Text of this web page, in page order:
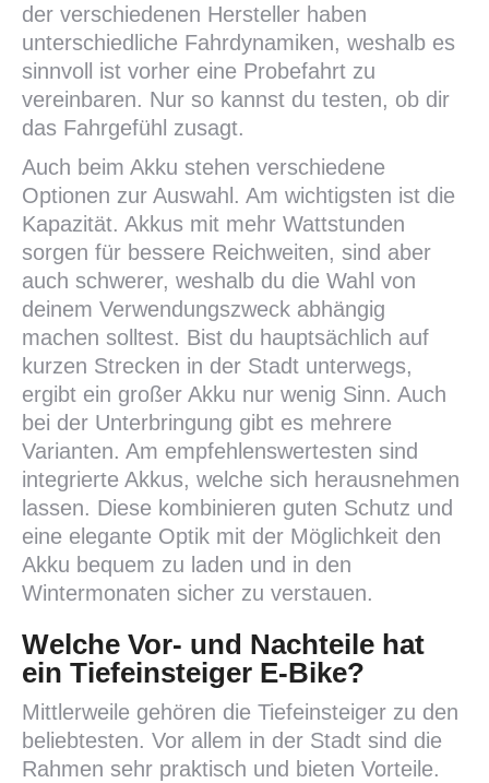
der verschiedenen Hersteller haben
unterschiedliche Fahrdynamiken, weshalb es
sinnvoll ist vorher eine Probefahrt zu
vereinbaren. Nur so kannst du testen, ob dir
das Fahrgefühl zusagt.
Auch beim Akku stehen verschiedene
Optionen zur Auswahl. Am wichtigsten ist die
Kapazität. Akkus mit mehr Wattstunden
sorgen für bessere Reichweiten, sind aber
auch schwerer, weshalb du die Wahl von
deinem Verwendungszweck abhängig
machen solltest. Bist du hauptsächlich auf
kurzen Strecken in der Stadt unterwegs,
ergibt ein großer Akku nur wenig Sinn. Auch
bei der Unterbringung gibt es mehrere
Varianten. Am empfehlenswertesten sind
integrierte Akkus, welche sich herausnehmen
lassen. Diese kombinieren guten Schutz und
eine elegante Optik mit der Möglichkeit den
Akku bequem zu laden und in den
Wintermonaten sicher zu verstauen.
Welche Vor- und Nachteile hat
ein Tiefeinsteiger E-Bike?
Mittlerweile gehören die Tiefeinsteiger zu den
beliebtesten. Vor allem in der Stadt sind die
Rahmen sehr praktisch und bieten Vorteile.